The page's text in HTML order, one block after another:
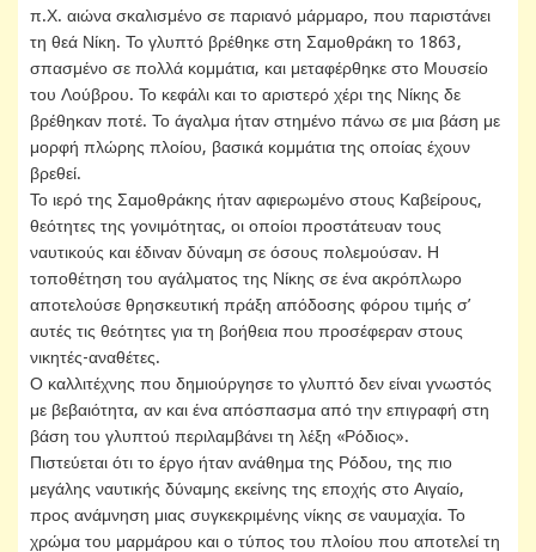
π.Χ. αιώνα σκαλισμένο σε παριανό μάρμαρο, που παριστάνει
τη θεά Νίκη. Το γλυπτό βρέθηκε στη Σαμοθράκη το 1863,
σπασμένο σε πολλά κομμάτια, και μεταφέρθηκε στο Μουσείο
του Λούβρου. Το κεφάλι και το αριστερό χέρι της Νίκης δε
βρέθηκαν ποτέ. Το άγαλμα ήταν στημένο πάνω σε μια βάση με
μορφή πλώρης πλοίου, βασικά κομμάτια της οποίας έχουν
βρεθεί.
Το ιερό της Σαμοθράκης ήταν αφιερωμένο στους Καβείρους,
θεότητες της γονιμότητας, οι οποίοι προστάτευαν τους
ναυτικούς και έδιναν δύναμη σε όσους πολεμούσαν. Η
τοποθέτηση του αγάλματος της Νίκης σε ένα ακρόπλωρο
αποτελούσε θρησκευτική πράξη απόδοσης φόρου τιμής σ’
αυτές τις θεότητες για τη βοήθεια που προσέφεραν στους
νικητές-αναθέτες.
Ο καλλιτέχνης που δημιούργησε το γλυπτό δεν είναι γνωστός
με βεβαιότητα, αν και ένα απόσπασμα από την επιγραφή στη
βάση του γλυπτού περιλαμβάνει τη λέξη «Ρόδιος».
Πιστεύεται ότι το έργο ήταν ανάθημα της Ρόδου, της πιο
μεγάλης ναυτικής δύναμης εκείνης της εποχής στο Αιγαίο,
προς ανάμνηση μιας συγκεκριμένης νίκης σε ναυμαχία. Το
χρώμα του μαρμάρου και ο τύπος του πλοίου που αποτελεί τη